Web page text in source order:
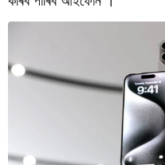
খেল
বিশ্ব
Videos